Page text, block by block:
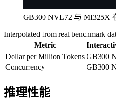
GB300 NVL72 与 MI325X
Interpolated from real benchmark
Metric
Dollar per Million Tokens GB300
Concurrency
GB300
推理性能